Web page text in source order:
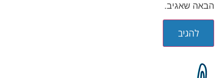
הבאה שאגיב.